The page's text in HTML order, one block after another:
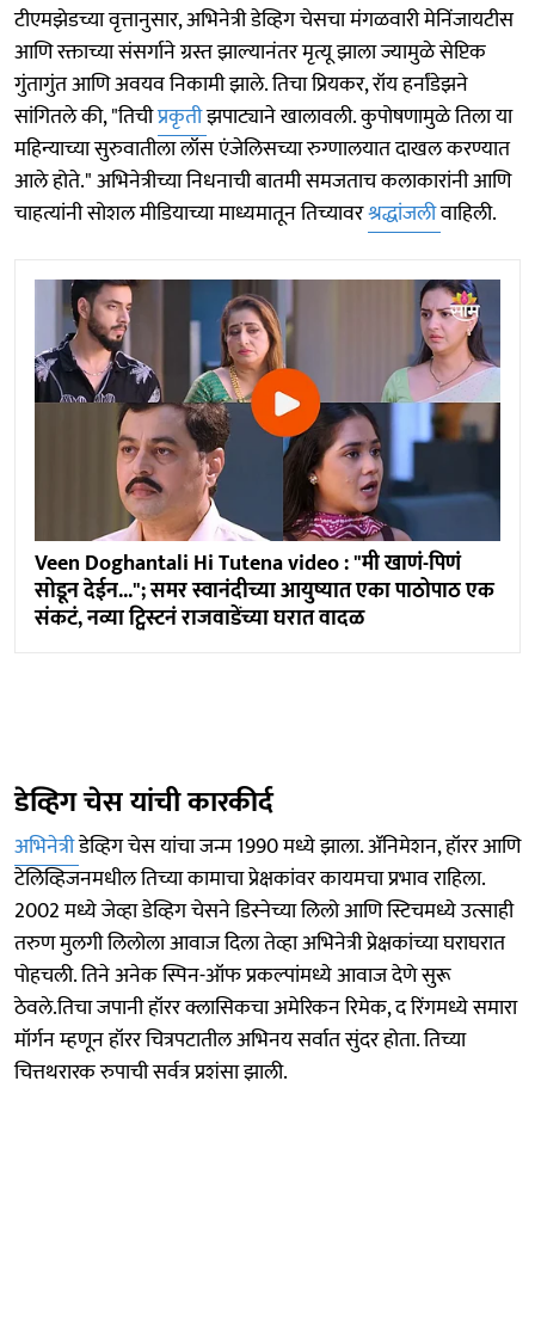
टीएमझेडच्या वृत्तानुसार, अभिनेत्री डेव्हिग चेसचा मंगळवारी मेनिंजायटीस
आणि रक्ताच्या संसर्गाने ग्रस्त झाल्यानंतर मृत्यू झाला ज्यामुळे सेप्टिक
गुंतागुंत आणि अवयव निकामी झाले. तिचा प्रियकर, रॉय हर्नांडेझने
सांगितले की, "तिचीप्रकृतीझपाट्याने खालावली. कुपोषणामुळे तिला या
महिन्याच्या सुरुवातीला लॉस एंजेलिसच्या रुग्णालयात दाखल करण्यात
आले होते." अभिनेत्रीच्या निधनाची बातमी समजताच कलाकारांनी आणि
चाहत्यांनी सोशल मीडियाच्या माध्यमातून तिच्यावरश्रद्धांजलीवाहिली.
Veen Doghantali Hi Tutena video : "मी खाणं-पिणं
सोडून देईन..."; समर स्वानंदीच्या आयुष्यात एका पाठोपाठ एक
संकटं, नव्या ट्विस्टनं राजवाडेंच्या घरात वादळ
डेव्हिग चेस यांची कारकीर्द
अभिनेत्रीडेव्हिग चेस यांचा जन्म 1990 मध्ये झाला. ॲनिमेशन, हॉरर आणि
टेलिव्हिजनमधील तिच्या कामाचा प्रेक्षकांवर कायमचा प्रभाव राहिला.
2002 मध्ये जेव्हा डेव्हिग चेसने डिस्नेच्या लिलो आणि स्टिचमध्ये उत्साही
तरुण मुलगी लिलोला आवाज दिला तेव्हा अभिनेत्री प्रेक्षकांच्या घराघरात
पोहचली. तिने अनेक स्पिन-ऑफ प्रकल्पांमध्ये आवाज देणे सुरू
ठेवले.तिचा जपानी हॉरर क्लासिकचा अमेरिकन रिमेक, द रिंगमध्ये समारा
मॉर्गन म्हणून हॉरर चित्रपटातील अभिनय सर्वात सुंदर होता. तिच्या
चित्तथरारक रुपाची सर्वत्र प्रशंसा झाली.